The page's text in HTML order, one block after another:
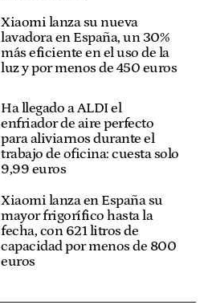
Xiaomi lanza su nueva
lavadora en España, un 30%
más eficiente en el uso de la
luz y por menos de 450 euros
Ha llegado a ALDI el
enfriador de aire perfecto
para aliviarnos durante el
trabajo de oficina: cuesta solo
9,99 euros
Xiaomi lanza en España su
mayor frigorífico hasta la
fecha, con 621 litros de
capacidad por menos de 800
euros